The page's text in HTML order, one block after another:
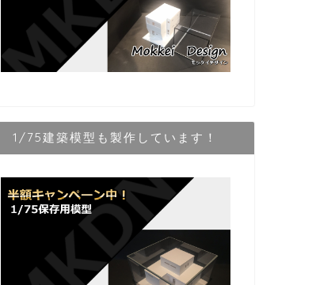
1/75建築模型も製作しています！